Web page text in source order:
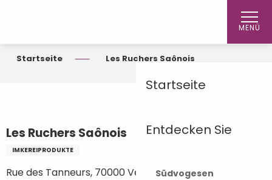
MENÜ
Startseite
Entdecken Sie
Südvogesen
Startseite Les Ruchers Saônois
Les Ruchers Saônois
IMKEREIPRODUKTE
Rue des Tanneurs, 70000 Vesoul